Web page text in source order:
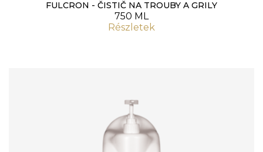
FULCRON - ČISTIČ NA TROUBY A GRILY
750 ML
Részletek